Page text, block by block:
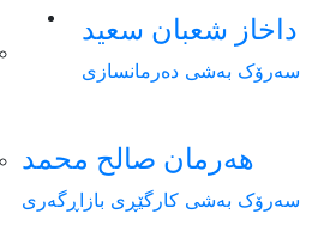
داخاز شعبان سعيد
سەرۆک بەشی دەرمانسازی
هەرمان صالح محمد
سەرۆک بەشی کارگێڕی بازاڕگەری